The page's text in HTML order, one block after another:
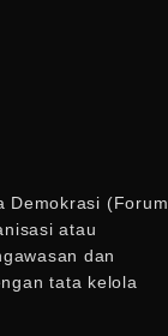
Demokrasi (Forum
atau
dan
tata kelola